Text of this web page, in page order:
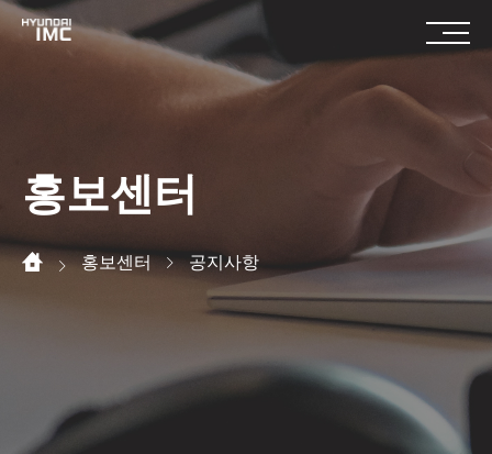
홍보센터
홍보센터 공지사항